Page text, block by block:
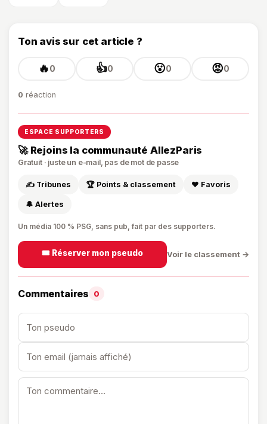
Ton avis sur cet article ?
🔥0 👍0 😮0 😡0
0 réaction
ESPACE SUPPORTERS
🚀 Rejoins la communauté AllezParis
Gratuit · juste un e-mail, pas de mot de passe
✍️ Tribunes 🏆 Points & classement ❤️ Favoris
🔔 Alertes
Un média 100 % PSG, sans pub, fait par des supporters.
🎟️ Réserver mon pseudo Voir le classement →
Commentaires 0